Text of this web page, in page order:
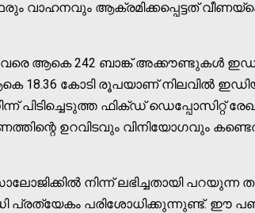
വാഹനവും ആക്രമിക്കപ്പെട്ടത്
ആകെ 242 ബാങ്ക് അക്കൗണ്ടുകൾ ഇഡി
18.36 കോടി രൂപയാണ് നിലവിൽ
പിടിച്ചെടുത്ത ഫിക്ഡ് ഡെപ്പോസിറ്റ്
ഉറവിടവും വിനിയോഗവും
നിന്ന് ലഭിച്ചതായി
പ്രത്യേകം പരിശോധിക്കുന്നുണ്ട്. ഈ